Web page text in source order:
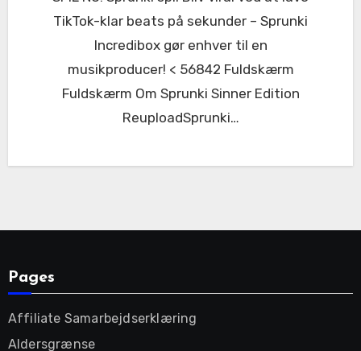
TikTok-klar beats på sekunder – Sprunki
Incredibox gør enhver til en
musikproducer! < 56842 Fuldskærm
Fuldskærm Om Sprunki Sinner Edition
ReuploadSprunki…
Pages
Affiliate Samarbejdserklæring
Aldersgrænse